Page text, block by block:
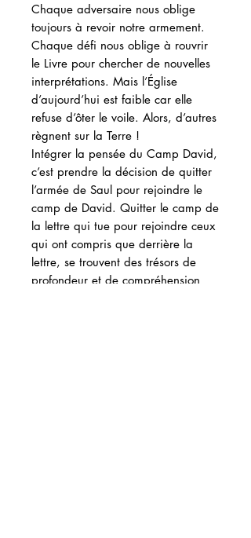
Chaque adversaire nous oblige
toujours à revoir notre armement.
Chaque défi nous oblige à rouvrir
le Livre pour chercher de nouvelles
interprétations. Mais l’Église
d’aujourd’hui est faible car elle
refuse d’ôter le voile. Alors, d’autres
règnent sur la Terre !
Intégrer la pensée du Camp David,
c’est prendre la décision de quitter
l’armée de Saul pour rejoindre le
camp de David. Quitter le camp de
la lettre qui tue pour rejoindre ceux
qui ont compris que derrière la
lettre, se trouvent des trésors de
profondeur et de compréhension